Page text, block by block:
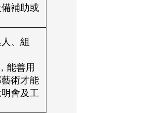
補助或
、組
能善用
術才能
會及工